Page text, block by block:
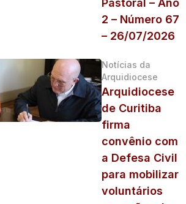
Pastoral – Ano
2 – Número 67
– 26/07/2026
Notícias da
Arquidiocese
Arquidiocese
de Curitiba
firma
convênio com
a Defesa Civil
para mobilizar
voluntários